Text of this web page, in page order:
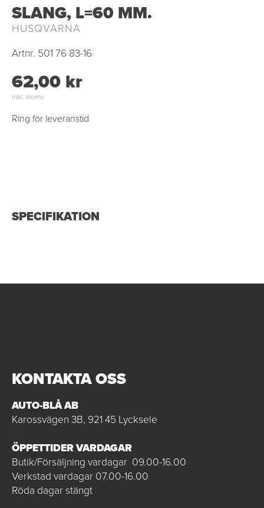
SLANG, L=60 MM.
HUSQVARNA
Artnr. 501 76 83-16
62,00 kr
Inkl. moms
Ring för leveranstid
SPECIFIKATION
KONTAKTA OSS
AUTO-BLÅ AB
Karossvägen 3B, 921 45 Lycksele
ÖPPETTIDER VARDAGAR
Butik/Försäljning vardagar 09.00-16.00
Verkstad vardagar 07.00-16.00
Röda dagar stängt